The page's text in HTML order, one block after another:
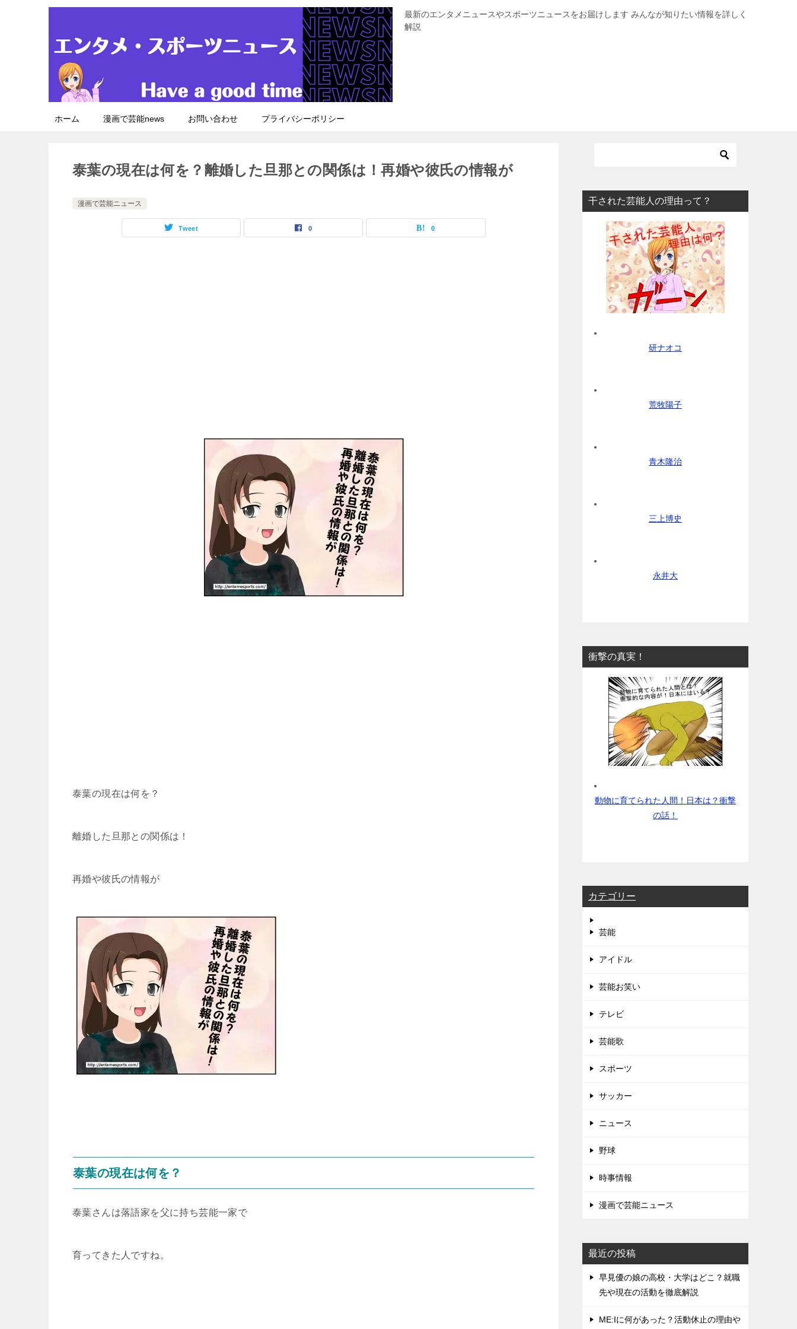
最新のエンタメニュースやスポーツニュースをお届けします みんなが知りたい情報を詳しく
解説
ホーム 漫画で芸能news お問い合わせ プライバシーポリシー
泰葉の現在は何を？離婚した旦那との関係は！再婚や彼氏の情報が
漫画で芸能ニュース
Tweet 0 0
泰葉の現在は何を？
離婚した旦那との関係は！
再婚や彼氏の情報が
泰葉の現在は何を？
泰葉さんは落語家を父に持ち芸能一家で
育ってきた人ですね。
干された芸能人の理由って？
研ナオコ
荒牧陽子
青木隆治
三上博史
永井大
衝撃の真実！
動物に育てられた人間！日本は？衝撃
の話！
カテゴリー
芸能
アイドル
芸能お笑い
テレビ
芸能歌
スポーツ
サッカー
ニュース
野球
時事情報
漫画で芸能ニュース
最近の投稿
早見優の娘の高校・大学はどこ？就職
先や現在の活動を徹底解説
ME:Iに何があった？活動休止の理由や